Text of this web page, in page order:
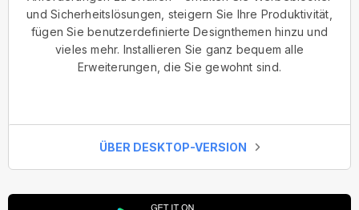
und Sicherheitslösungen, steigern Sie Ihre Produktivität,
fügen Sie benutzerdefinierte Designthemen hinzu und
vieles mehr. Installieren Sie ganz bequem alle
Erweiterungen, die Sie gewohnt sind.
ÜBER DESKTOP-VERSION